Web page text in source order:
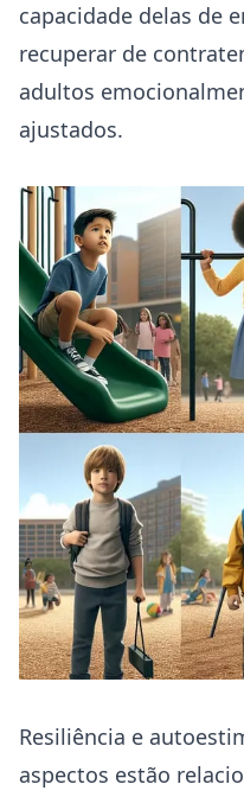
capacidade delas de
recuperar de
adultos
ajustados.
Resiliência e
aspectos estão